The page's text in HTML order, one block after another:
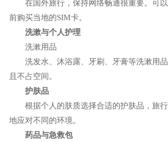
在国外旅行，保持网络畅通很重要。可
前购买当地的SIM卡。
洗漱与个人护理
洗漱用品
洗发水、沐浴露、牙刷、牙膏等洗漱用
且不占空间。
护肤品
根据个人的肤质选择合适的护肤品，旅
地应对不同的环境。
药品与急救包